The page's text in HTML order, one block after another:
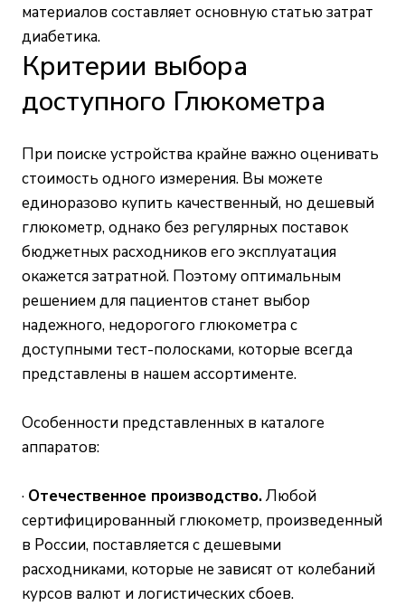
материалов составляет основную статью затрат
диабетика.
Критерии выбора
доступного Глюкометра
При поиске устройства крайне важно оценивать
стоимость одного измерения. Вы можете
единоразово купить качественный, но дешевый
глюкометр, однако без регулярных поставок
бюджетных расходников его эксплуатация
окажется затратной. Поэтому оптимальным
решением для пациентов станет выбор
надежного, недорогого глюкометра с
доступными тест-полосками, которые всегда
представлены в нашем ассортименте.
Особенности представленных в каталоге
аппаратов:
· Отечественное производство.Любой
сертифицированный глюкометр, произведенный
в России, поставляется с дешевыми
расходниками, которые не зависят от колебаний
курсов валют и логистических сбоев.